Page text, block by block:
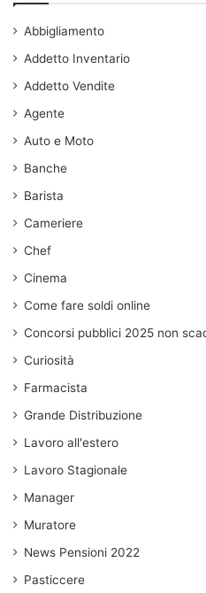
Abbigliamento
Addetto Inventario
Addetto Vendite
Agente
Auto e Moto
Banche
Barista
Cameriere
Chef
Cinema
Come fare soldi online
Concorsi pubblici 2025 non
Curiosità
Farmacista
Grande Distribuzione
Lavoro all'estero
Lavoro Stagionale
Manager
Muratore
News Pensioni 2022
Pasticcere